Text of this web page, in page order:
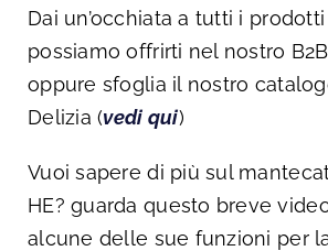
Dai un’occhiata a tutti i
possiamo offrirti nel nostro
oppure sfoglia il nostro
Delizia (vedi qui)
Vuoi sapere di più sul
HE? guarda questo breve
alcune delle sue funzioni per